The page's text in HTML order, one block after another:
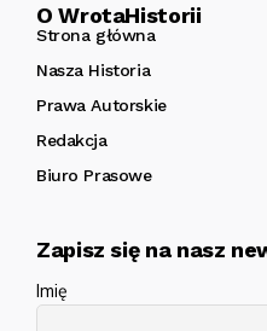
O WrotaHistorii
Strona główna
Nasza Historia
Prawa Autorskie
Redakcja
Biuro Prasowe
Zapisz się na nasz
Imię